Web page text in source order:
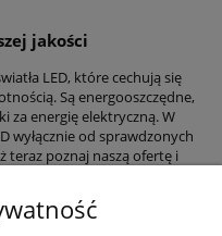
jakości
LED, które cechują się
Są energooszczędne,
za energię elektryczną. W
wyłącznie od sprawdzonych
teraz poznaj naszą ofertę i